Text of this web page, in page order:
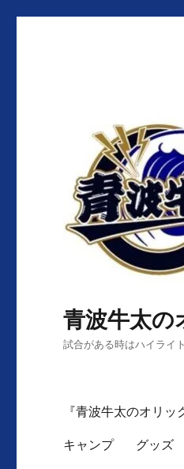
青波牛太
試合がある時はハイライ
『青波牛太のオリ
キャンプ グッズ